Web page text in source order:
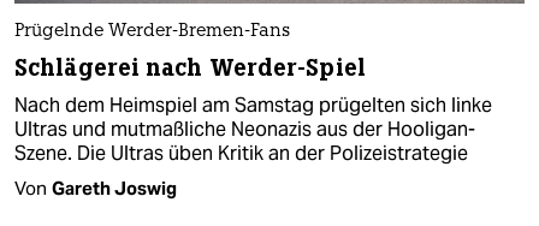
Prügelnde Werder-Bremen-Fans
Schlägerei nach Werder-Spiel
Nach dem Heimspiel am Samstag prügelten sich linke
Ultras und mutmaßliche Neonazis aus der Hooligan-
Szene. Die Ultras üben Kritik an der Polizeistrategie
Von Gareth Joswig